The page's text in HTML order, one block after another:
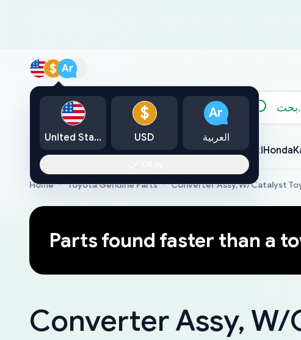
$ Ar
الكتالوج
ToyotaLexusNissanMazdaMitsubishiYamahaSuzukiHonda
Home Toyota Genuine Parts Converter Assy, W/Catalyst
Parts found faster than a
Converter Assy,
United States
$
USD
Ar
العربية